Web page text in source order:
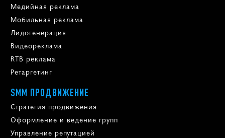
Медийная реклама
Мобильная реклама
Лидогенерация
Видеореклама
RTB реклама
Ретаргетинг
SMM ПРОДВИЖЕНИЕ
Стратегия продвижения
Оформление и ведение групп
Управление репутацией